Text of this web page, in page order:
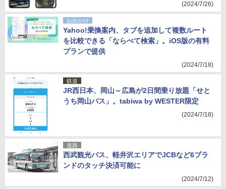
(2024/7/26)
お出かけ
Yahoo!乗換案内、タブを追加して複数ルート
を比較できる「ならべて検索」。iOS版の有料
プランで提供
(2024/7/18)
鉄道
JR西日本、岡山～広島が2日間乗り放題「せと
うち岡山パス」。tabiwa by WESTER限定
(2024/7/18)
道路
西武観光バス、軽井沢エリアでJCBなど6ブラ
ンドのタッチ決済可能に
(2024/7/12)